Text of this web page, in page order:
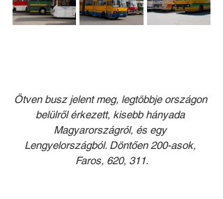
Ötven busz jelent meg, legtöbbje országon
belülről érkezett, kisebb hányada
Magyarországról, és egy
Lengyelországból. Döntően 200-asok,
Faros, 620, 311.